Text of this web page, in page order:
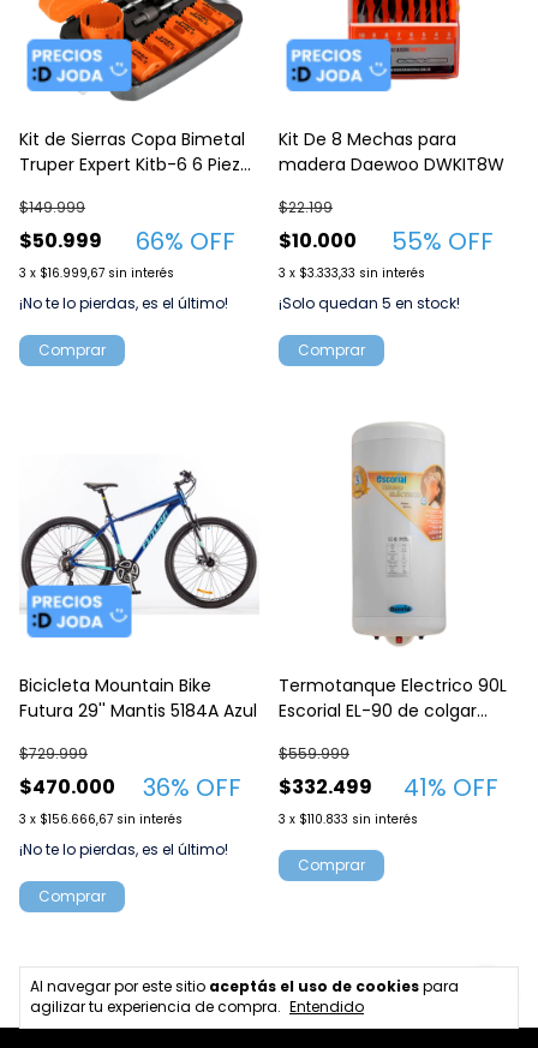
Al navegar por este sitio aceptás el uso de cookiespara
agilizar tu experiencia de compra. Entendido
Kit de Sierras Copa Bimetal
Truper Expert Kitb-6 6 Piezas
$50.999
$149.999
66% OFF
3 x $16.999,67 sin interés
¡No te lo pierdas, es el último!
Kit De 8 Mechas para
madera Daewoo DWKIT8W
$10.000
$22.199
55% OFF
3 x $3.333,33 sin interés
¡Solo quedan 5 en stock!
Bicicleta Mountain Bike
Futura 29'' Mantis 5184A Azul
$470.000
$729.999
36% OFF
3 x $156.666,67 sin interés
¡No te lo pierdas, es el último!
Termotanque Electrico 90L
Escorial EL-90 de colgar
$332.499
$559.999
41% OFF
3 x $110.833 sin interés